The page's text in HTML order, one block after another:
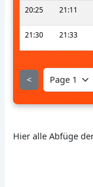
20:25 21:11
21:30 21:33
<
Hier alle Abfüge